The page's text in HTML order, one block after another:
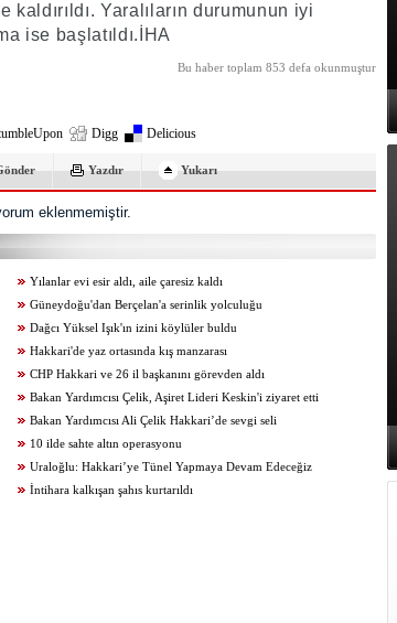
Yaralıların durumunun iyi
ise başlatıldı.İHA
Bu haber toplam 853 defa okunmuştur
Digg Delicious
Yazdır Yukarı
eklenmemiştir.
Yılanlar evi esir aldı, aile çaresiz kaldı
Güneydoğu'dan Berçelan'a serinlik yolculuğu
Dağcı Yüksel Işık'ın izini köylüler buldu
Hakkari'de yaz ortasında kış manzarası
CHP Hakkari ve 26 il başkanını görevden aldı
Bakan Yardımcısı Çelik, Aşiret Lideri Keskin'i ziyaret etti
Bakan Yardımcısı Ali Çelik Hakkari’de sevgi seli
10 ilde sahte altın operasyonu
Uraloğlu: Hakkari’ye Tünel Yapmaya Devam Edeceğiz
İntihara kalkışan şahıs kurtarıldı